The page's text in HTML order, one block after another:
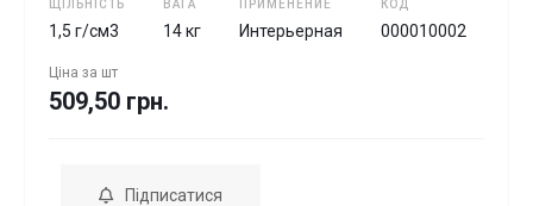
ЩІЛЬНІСТЬ
1,5 г/см3
ВАГА
14 кг
ПРИМЕНЕНИЕ
Интерьерная
КОД
000010002
Ціна за шт
509,50 грн.
Підписатися